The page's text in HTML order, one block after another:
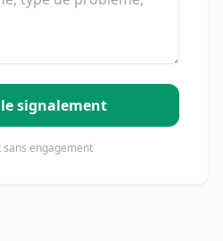
signalement
engagement